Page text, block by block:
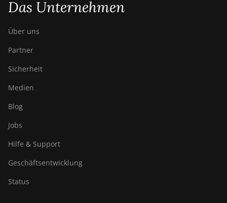
Das Unternehmen
Über uns
Partner
Sicherheit
Medien
Blog
Jobs
Hilfe & Support
Geschäftsentwicklung
Status